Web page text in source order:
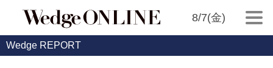
8/7(金)
Wedge REPORT